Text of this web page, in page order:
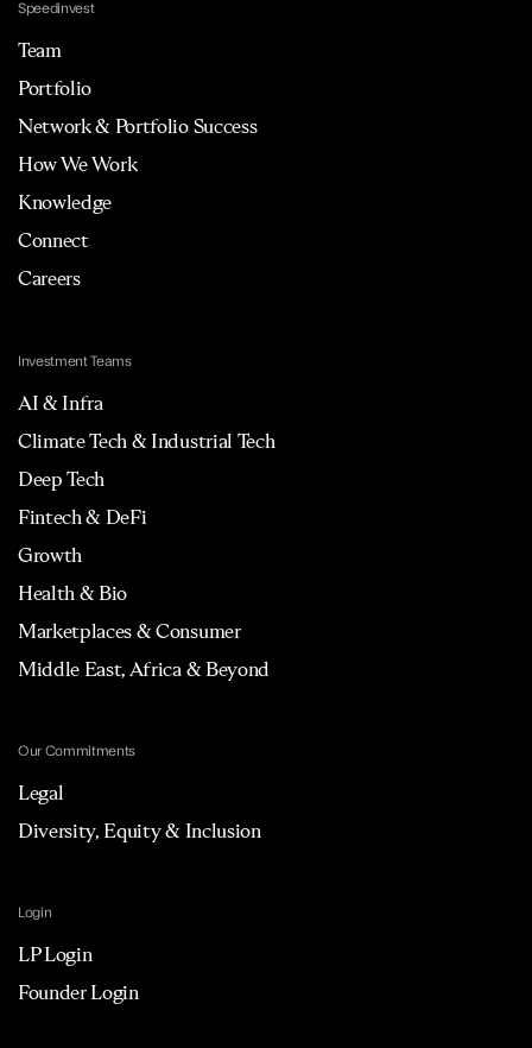
Speedinvest
Team
Portfolio
Network & Portfolio Success
How We Work
Knowledge
Connect
Careers
Investment Teams
AI & Infra
Climate Tech & Industrial Tech
Deep Tech
Fintech & DeFi
Growth
Health & Bio
Marketplaces & Consumer
Middle East, Africa & Beyond
Our Commitments
Legal
Diversity, Equity & Inclusion
Login
LP Login
Founder Login